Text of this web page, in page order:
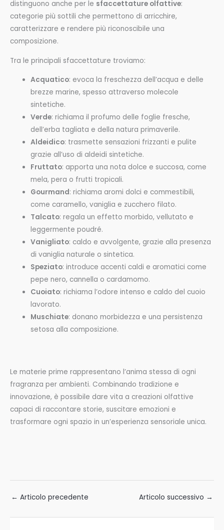
distinguono anche per le sfaccettature olfattive:
categorie più sottili che permettono di arricchire,
caratterizzare e rendere più riconoscibile una
composizione.
Tra le principali sfaccettature troviamo:
Acquatico: evoca la freschezza dell’acqua e delle
brezze marine, spesso attraverso molecole
sintetiche.
Verde: richiama il profumo delle foglie fresche,
dell’erba tagliata e della natura primaverile.
Aldeidico: trasmette sensazioni frizzanti e pulite
grazie all’uso di aldeidi sintetiche.
Fruttato: apporta una nota dolce e succosa, come
mela, pera o frutti tropicali.
Gourmand: richiama aromi dolci e commestibili,
come caramello, vaniglia e zucchero filato.
Talcato: regala un effetto morbido, vellutato e
leggermente poudré.
Vanigliato: caldo e avvolgente, grazie alla presenza
di vaniglia naturale o sintetica.
Speziato: introduce accenti caldi e aromatici come
pepe nero, cannella o cardamomo.
Cuoiato: richiama l’odore intenso e caldo del cuoio
lavorato.
Muschiate: donano morbidezza e una persistenza
setosa alla composizione.
Le materie prime rappresentano l’anima stessa di ogni
fragranza per ambienti. Combinando tradizione e
innovazione, è possibile dare vita a creazioni olfattive
capaci di raccontare storie, suscitare emozioni e
trasformare ogni spazio in un’esperienza sensoriale unica.
← Articolo precedente Articolo successivo →